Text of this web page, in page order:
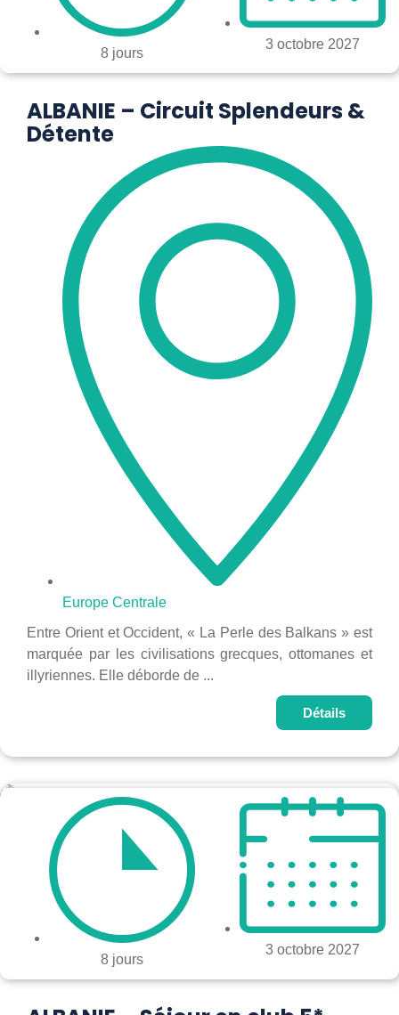
8 jours
3 octobre 2027
ALBANIE – Circuit Splendeurs &
Détente
Europe Centrale
Entre Orient et Occident, « La Perle des Balkans » est
marquée par les civilisations grecques, ottomanes et
illyriennes. Elle déborde de ...
Détails
8 jours
3 octobre 2027